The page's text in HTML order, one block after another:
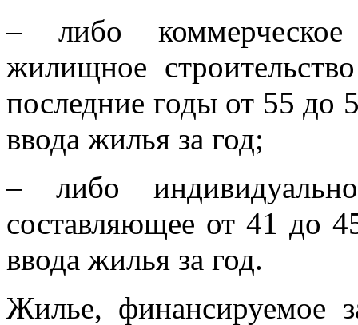
– либо коммерческое
жилищное
последние годы от 55 до
ввода жилья за год;
– либо
составляющее от 41 до
ввода жилья за год.
Жилье, финансируемое